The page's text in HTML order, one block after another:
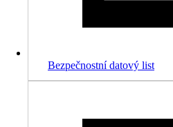
Bezpečnostní datový list